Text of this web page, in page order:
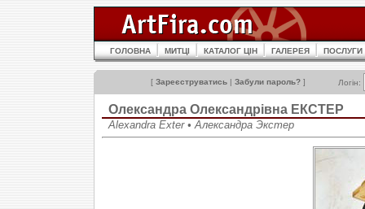
ГОЛОВНА МИТЦІ КАТАЛОГ ЦІН ГАЛЕРЕЯ ПОСЛУГИ
[ Зареєструватись | Забули пароль? ] Логін:
Олександра Олександрівна ЕКСТЕР
Alexandra Exter • Александра Экстер